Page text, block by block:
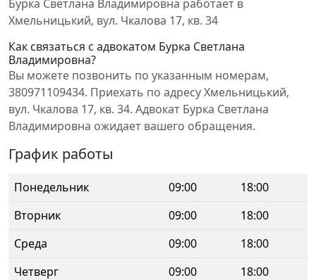
Бурка Светлана Владимировна работает в
Хмельницький, вул. Чкалова 17, кв. 34
Как связаться с адвокатом Бурка Светлана
Владимировна?
Вы можете позвонить по указанным номерам,
380971109434. Приехать по адресу Хмельницький,
вул. Чкалова 17, кв. 34. Адвокат Бурка Светлана
Владимировна ожидает вашего обращения.
График работы
Понедельник 09:00
18:00
Вторник
09:00
18:00
Среда
09:00
18:00
Четверг
09:00
18:00